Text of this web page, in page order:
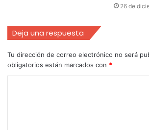
26 de
Deja una respuesta
Tu dirección de correo electrónico no será
obligatorios están marcados con *